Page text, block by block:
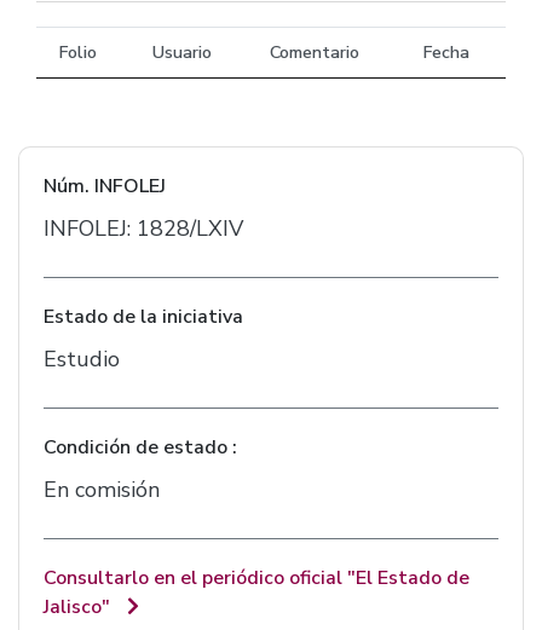
Folio Usuario Comentario Fecha
Núm. INFOLEJ
INFOLEJ: 1828/LXIV
Estado de la iniciativa
Estudio
Condición de estado :
En comisión
Consultarlo en el periódico oficial "El Estado de
Jalisco"